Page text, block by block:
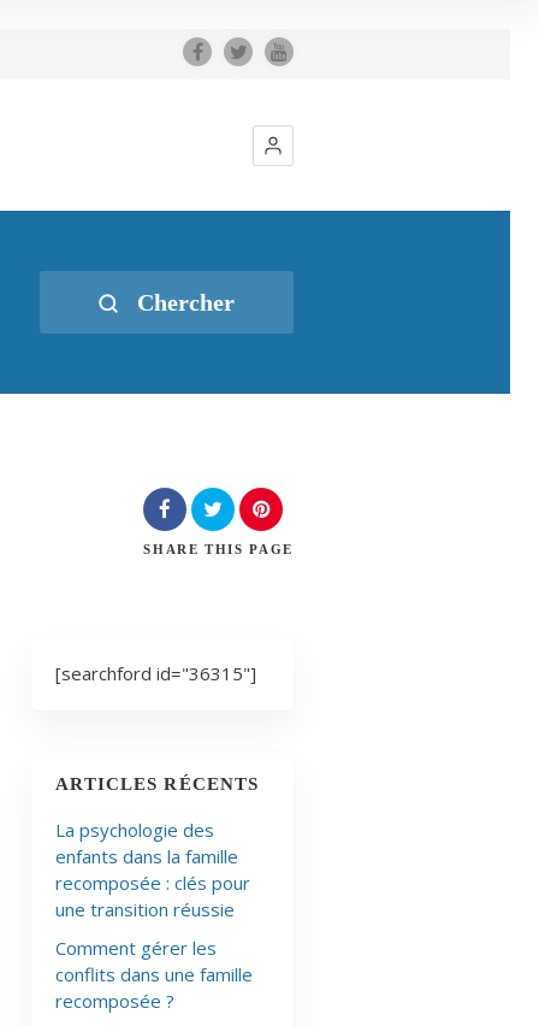
Chercher
SHARE THIS PAGE
[searchford id="36315"]
ARTICLES RÉCENTS
La psychologie des
enfants dans la famille
recomposée : clés pour
une transition réussie
Comment gérer les
conflits dans une famille
recomposée ?